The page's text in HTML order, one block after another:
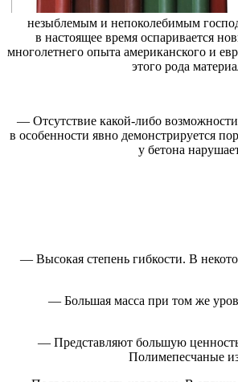
незыблемым и непоколебимым
в настоящее время оспаривается
многолетнего опыта американского и
этого рода
— Отсутствие какой-либо
в особенности явно демонстрируется
у бетона
— Высокая степень гибкости. В
— Большая масса при том же
— Представляют большую
Полимепесчаные